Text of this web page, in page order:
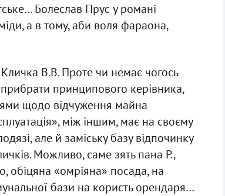
Болеслав Прус у романі
а в тому, аби воля фараона,
В.В. Проте чи немає чогось
принципового керівника,
щодо відчуження майна
між іншим, має на своєму
але й заміську базу відпочинку
Можливо, саме зять пана Р.,
обіцяна «омріяна» посада, на
бази на користь орендаря…